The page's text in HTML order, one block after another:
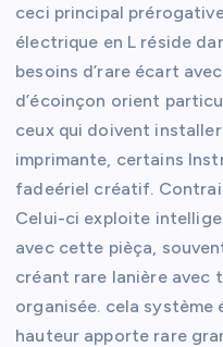
ceci principal
électrique en L réside
besoins d’rare écart
d’écoinçon orient
ceux qui doivent
imprimante, certains
fadeériel créatif.
Celui-ci exploite
avec cette pièça,
créant rare lanière avec
organisée. cela
hauteur apporte rare